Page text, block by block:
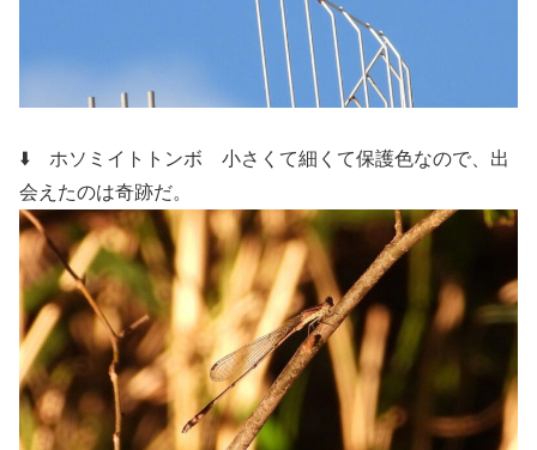
⬇️ ホソミイトトンボ 小さくて細くて保護色なので、出
会えたのは奇跡だ。